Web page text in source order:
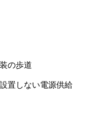
の歩道
置しない電源供給